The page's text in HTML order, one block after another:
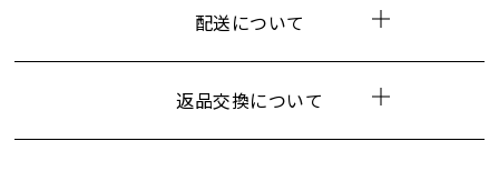
配送について
返品交換について